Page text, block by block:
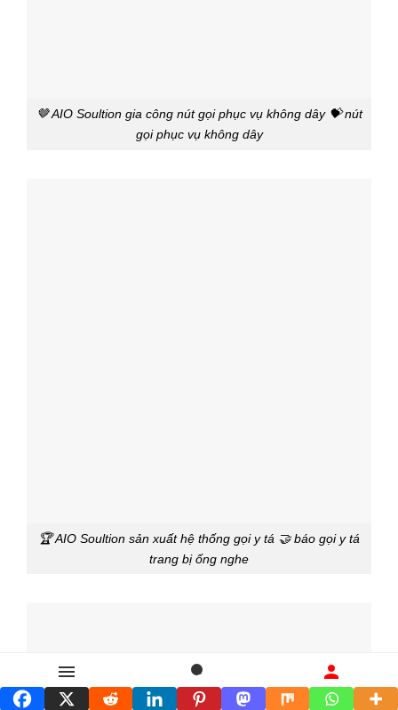
🤎 AIO Soultion gia công nút gọi phục vụ không dây 💝 nút
gọi phục vụ không dây
🏆 AIO Soultion sản xuất hệ thống gọi y tá 🤝 báo gọi y tá
trang bị ống nghe
Danh mục Tìm kiếm Liên hệ